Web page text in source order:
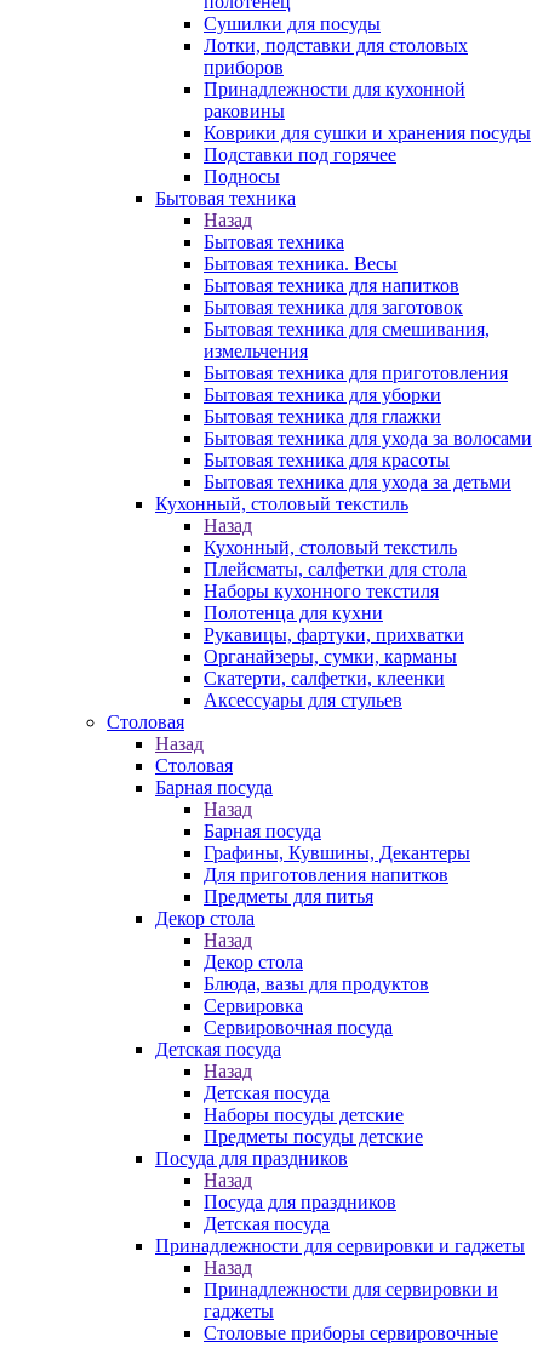
Сушилки для посуды
Лотки, подставки для столовых
приборов
Принадлежности для кухонной
раковины
Коврики для сушки и хранения посуды
Подставки под горячее
Подносы
Бытовая техника
Назад
Бытовая техника
Бытовая техника. Весы
Бытовая техника для напитков
Бытовая техника для заготовок
Бытовая техника для смешивания,
измельчения
Бытовая техника для приготовления
Бытовая техника для уборки
Бытовая техника для глажки
Бытовая техника для ухода за волосами
Бытовая техника для красоты
Бытовая техника для ухода за детьми
Кухонный, столовый текстиль
Назад
Кухонный, столовый текстиль
Плейсматы, салфетки для стола
Наборы кухонного текстиля
Полотенца для кухни
Рукавицы, фартуки, прихватки
Органайзеры, сумки, карманы
Скатерти, салфетки, клеенки
Аксессуары для стульев
Столовая
Назад
Столовая
Барная посуда
Назад
Барная посуда
Графины, Кувшины, Декантеры
Для приготовления напитков
Предметы для питья
Декор стола
Назад
Декор стола
Блюда, вазы для продуктов
Сервировка
Сервировочная посуда
Детская посуда
Назад
Детская посуда
Наборы посуды детские
Предметы посуды детские
Посуда для праздников
Назад
Посуда для праздников
Детская посуда
Принадлежности для сервировки и гаджеты
Назад
Принадлежности для сервировки и
гаджеты
Столовые приборы сервировочные